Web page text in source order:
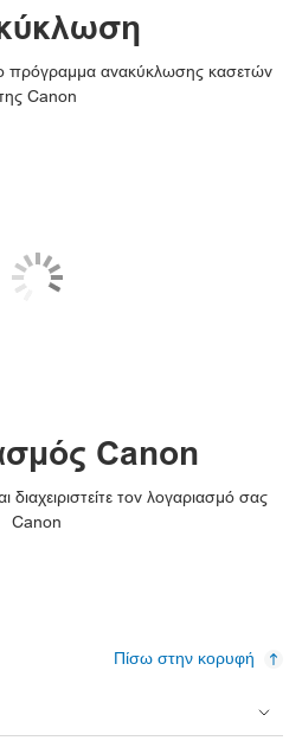
πρόγραμμα ανακύκλωσης κασετών
Canon
Canon
τον λογαριασμό σας
Canon
Πίσω στην κορυφή